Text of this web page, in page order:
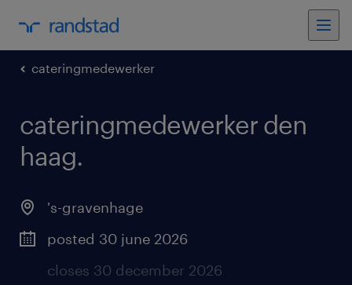
cateringmedewerker
cateringmedewerker den
haag.
's-gravenhage
posted 30 june 2026
closes 30 december 2026